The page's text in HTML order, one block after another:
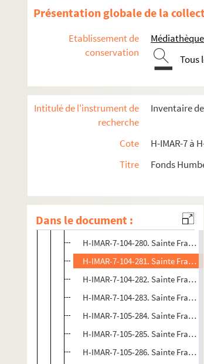
Présentation globale de la
Etablissement de
conservation
Tous
Intitulé de l'instrument de
recherche
Inventaire
Cote
H-IMAR-7 à
Titre
Fonds
Dans le document :
H-IMAR-7-103-267. Sainte
H-IMAR-7-103-269. Sainte
H-IMAR-7-103-270. Sainte
H-IMAR-7-103-272. Sainte
H-IMAR-7-103-273. Sainte
H-IMAR-7-104-276. Sainte
H-IMAR-7-104-278. Sainte
H-IMAR-7-104-279. Sainte
H-IMAR-7-104-280. Sainte
H-IMAR-7-104-281. Sainte
H-IMAR-7-104-282. Sainte
H-IMAR-7-104-283. Sainte
H-IMAR-7-105-284. Sainte
H-IMAR-7-105-285. Sainte
H-IMAR-7-105-286. Sainte